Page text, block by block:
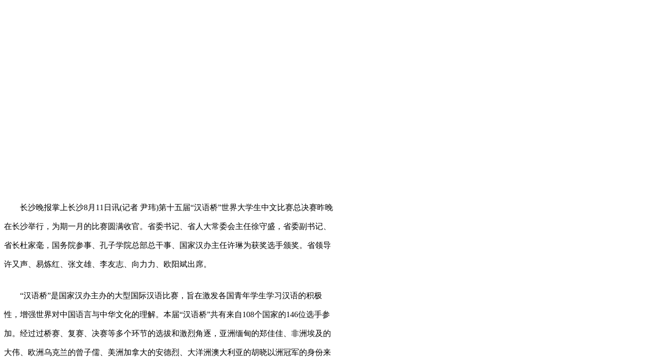
长沙晚报掌上长沙8月11日讯(记者 尹玮)第十五届“汉语桥”世界大学生中文比赛总决赛昨晚
在长沙举行，为期一月的比赛圆满收官。省委书记、省人大常委会主任徐守盛，省委副书记、
省长杜家毫，国务院参事、孔子学院总部总干事、国家汉办主任许琳为获奖选手颁奖。省领导
许又声、易炼红、张文雄、李友志、向力力、欧阳斌出席。
“汉语桥”是国家汉办主办的大型国际汉语比赛，旨在激发各国青年学生学习汉语的积极
性，增强世界对中国语言与中华文化的理解。本届“汉语桥”共有来自108个国家的146位选手参
加。经过过桥赛、复赛、决赛等多个环节的选拔和激烈角逐，亚洲缅甸的郑佳佳、非洲埃及的
大伟、欧洲乌克兰的曾子儒、美洲加拿大的安德烈、大洋洲澳大利亚的胡晓以洲冠军的身份来